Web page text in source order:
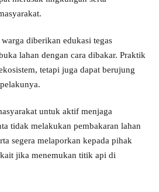
diberikan edukasi tegas
lahan dengan cara dibakar. Praktik
tetapi juga dapat berujung
untuk aktif menjaga
tidak melakukan pembakaran lahan
segera melaporkan kepada pihak
jika menemukan titik api di